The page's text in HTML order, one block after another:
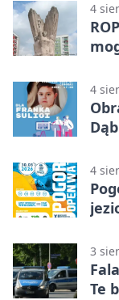
4
4
4
3
Te